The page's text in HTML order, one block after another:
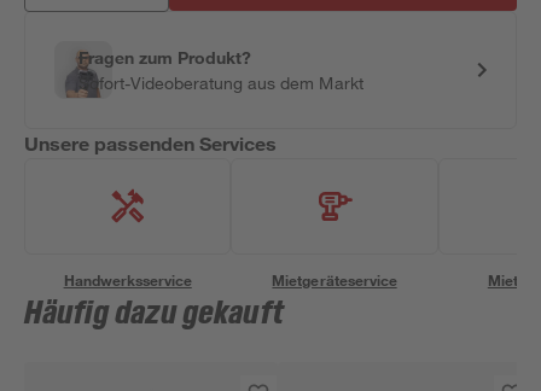
Fragen zum Produkt?
Sofort-Videoberatung aus dem Markt
Unsere passenden Services
Handwerksservice Mietgeräteservice
Häufig dazu gekauft